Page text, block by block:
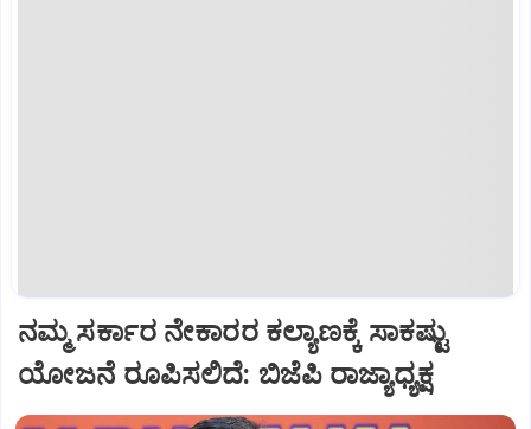
ನಮ್ಮ ಸರ್ಕಾರ ನೇಕಾರರ ಕಲ್ಯಾಣಕ್ಕೆ ಸಾಕಷ್ಟು
ಯೋಜನೆ ರೂಪಿಸಲಿದೆ: ಬಿಜೆಪಿ ರಾಜ್ಯಾಧ್ಯಕ್ಷ